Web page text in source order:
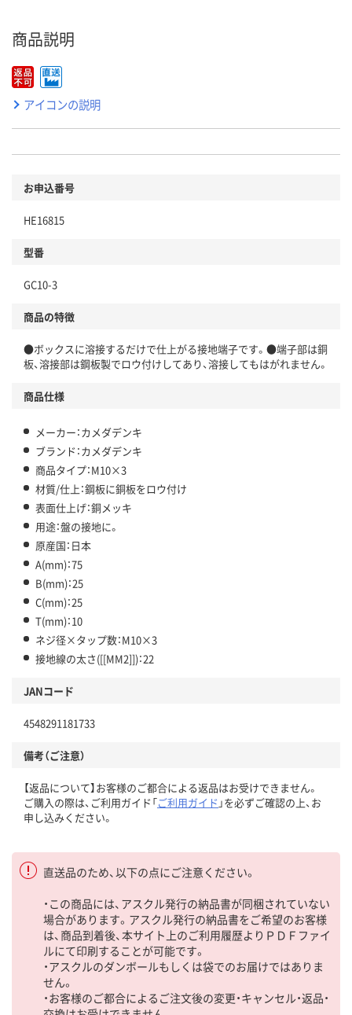
商品説明
アイコンの説明
お申込番号
HE16815
型番
GC10-3
商品の特徴
●ボックスに溶接するだけで仕上がる接地端子です。●端子部は銅
板、溶接部は鋼板製でロウ付けしてあり、溶接してもはがれません。
商品仕様
メーカー：カメダデンキ
ブランド：カメダデンキ
商品タイプ：M10×3
材質/仕上：鋼板に銅板をロウ付け
表面仕上げ：銅メッキ
用途：盤の接地に。
原産国：日本
A(mm)：75
B(mm)：25
C(mm)：25
T(mm)：10
ネジ径×タップ数：M10×3
接地線の太さ([[MM2]])：22
JANコード
4548291181733
備考（ご注意）
【返品について】お客様のご都合による返品はお受けできません。
ご購入の際は、ご利用ガイド「ご利用ガイド 」を必ずご確認の上、お
申し込みください。
直送品のため、以下の点にご注意ください。
・この商品には、アスクル発行の納品書が同梱されていない
場合があります。アスクル発行の納品書をご希望のお客様
は、商品到着後、本サイト上のご利用履歴よりＰＤＦファイ
ルにて印刷することが可能です。
・アスクルのダンボールもしくは袋でのお届けではありま
せん。
・お客様のご都合によるご注文後の変更・キャンセル・返品・